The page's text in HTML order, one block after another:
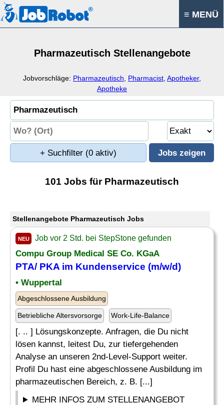
≡ MENÜ
Pharmazeutisch Stellenangebote
Jobvorschläge: Pharmazeutisch Pharmacist Apotheker,
Apotheke
+ Suchfilter (0 aktiv)
101 Jobs für Pharmazeutisch
Stellenangebote Pharmazeutisch Jobs
NEU Job vor 2 Std. bei StepStone gefunden
Compu Group Medical SE Co. KGaA
PTA/ PKA im Kundenservice (m/w/d)
• Wuppertal
Abgeschlossene Ausbildung
Betriebliche Altersvorsorge Work-Life-Balance
[. .. ] Lösungskonzepte. Anfragen, die Du nicht
lösen kannst, leitest Du, zur tiefergehenden
Analyse an unseren 2nd-Level-Support weiter.
Profil Du hast eine abgeschlossene Ausbildung im
pharmazeutischen Bereich, z. B. [...]
MEHR INFOS ZUM STELLENANGEBOT